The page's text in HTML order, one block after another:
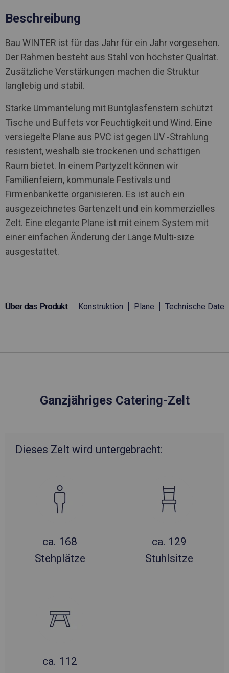
Beschreibung
Bau WINTER ist für das Jahr für ein Jahr vorgesehen.
Der Rahmen besteht aus Stahl von höchster Qualität.
Zusätzliche Verstärkungen machen die Struktur
langlebig und stabil.
Starke Ummantelung mit Buntglasfenstern schützt
Tische und Buffets vor Feuchtigkeit und Wind. Eine
versiegelte Plane aus PVC ist gegen UV -Strahlung
resistent, weshalb sie trockenen und schattigen
Raum bietet. In einem Partyzelt können wir
Familienfeiern, kommunale Festivals und
Firmenbankette organisieren. Es ist auch ein
ausgezeichnetes Gartenzelt und ein kommerzielles
Zelt. Eine elegante Plane ist mit einem System mit
einer einfachen Änderung der Länge Multi-size
ausgestattet.
Über das Produkt Konstruktion Plane Technische Daten
Ganzjähriges Catering-Zelt
Dieses Zelt wird untergebracht:
ca. 168
Stehplätze
ca. 129
Stuhlsitze
ca. 112